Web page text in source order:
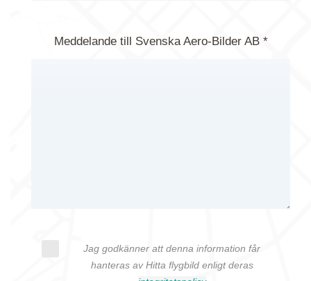
Meddelande till Svenska Aero-Bilder AB *
Jag godkänner att denna information får
hanteras av Hitta flygbild enligt deras